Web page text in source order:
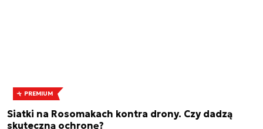
PREMIUM
Siatki na Rosomakach kontra drony. Czy dadzą
skuteczną ochronę?